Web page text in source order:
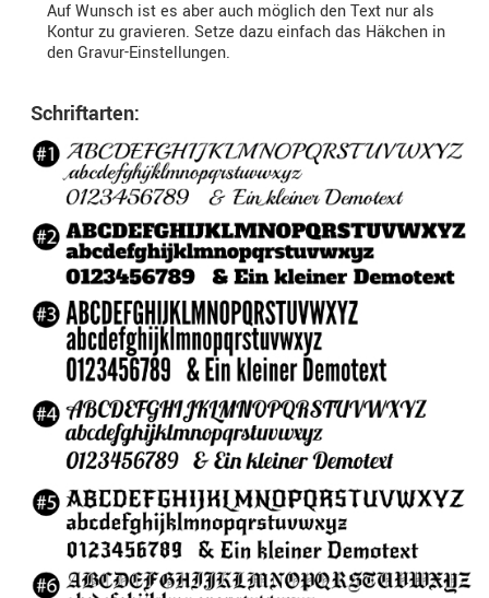
Auf Wunsch ist es aber auch möglich den Text nur als
Kontur zu gravieren. Setze dazu einfach das Häkchen in
den Gravur-Einstellungen.
Schriftarten: